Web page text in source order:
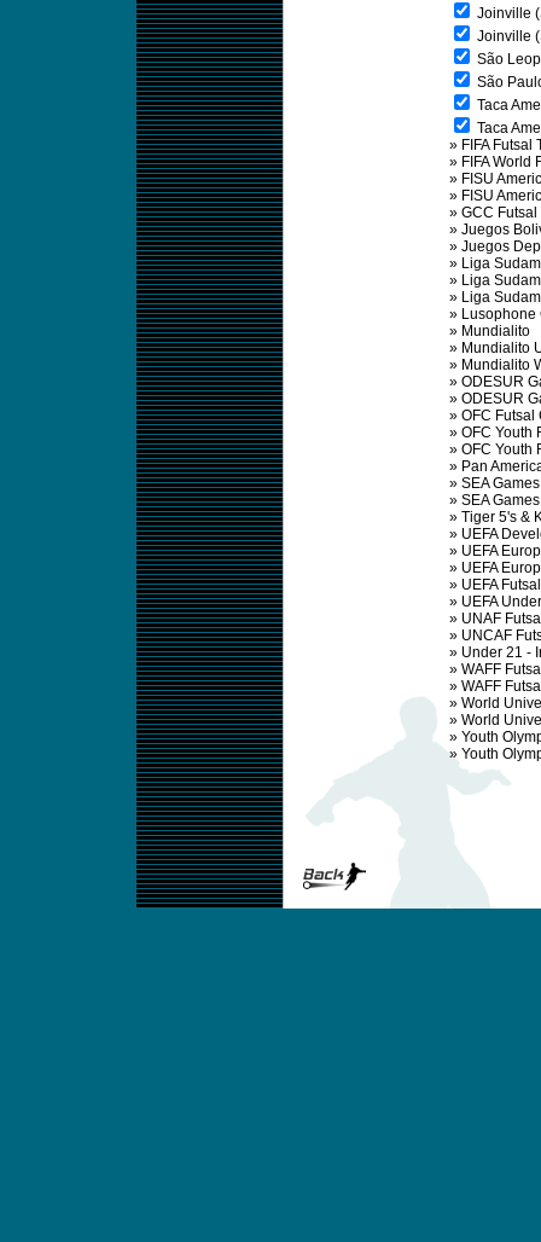
Joinville
Joinville
São
São
Taca
Taca
» FIFA Futsal
» FIFA World
» FISU
» FISU
» GCC
» Juegos
» Juegos
» Liga
» Liga
» Liga
» Lusophone
» Mundialito
» Mundialito
» Mundialito
» ODESUR
» ODESUR
» OFC Futsal
» OFC Youth
» OFC Youth
» Pan
» SEA
» SEA
» Tiger 5's &
» UEFA
» UEFA
» UEFA
» UEFA
» UEFA
» UNAF
» UNCAF
» Under 21 -
» WAFF
» WAFF
» World
» World
» Youth
» Youth